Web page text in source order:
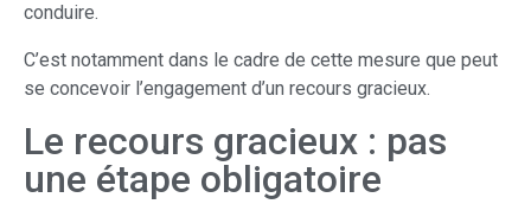
conduire.
C’est notamment dans le cadre de cette mesure que peut
se concevoir l’engagement d’un recours gracieux.
Le recours gracieux : pas
une étape obligatoire